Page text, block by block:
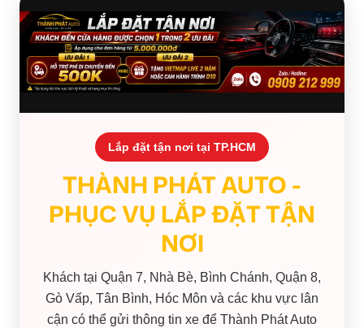
Lắp đặt tận nơi tại TP.HCM
THÀNH PHÁT AUTO -
PHỤC VỤ LẮP ĐẶT TẬN
NƠI
Khách tại Quận 7, Nhà Bè, Bình Chánh, Quận 8,
Gò Vấp, Tân Bình, Hóc Môn và các khu vực lân
cận có thể gửi thông tin xe để Thành Phát Auto